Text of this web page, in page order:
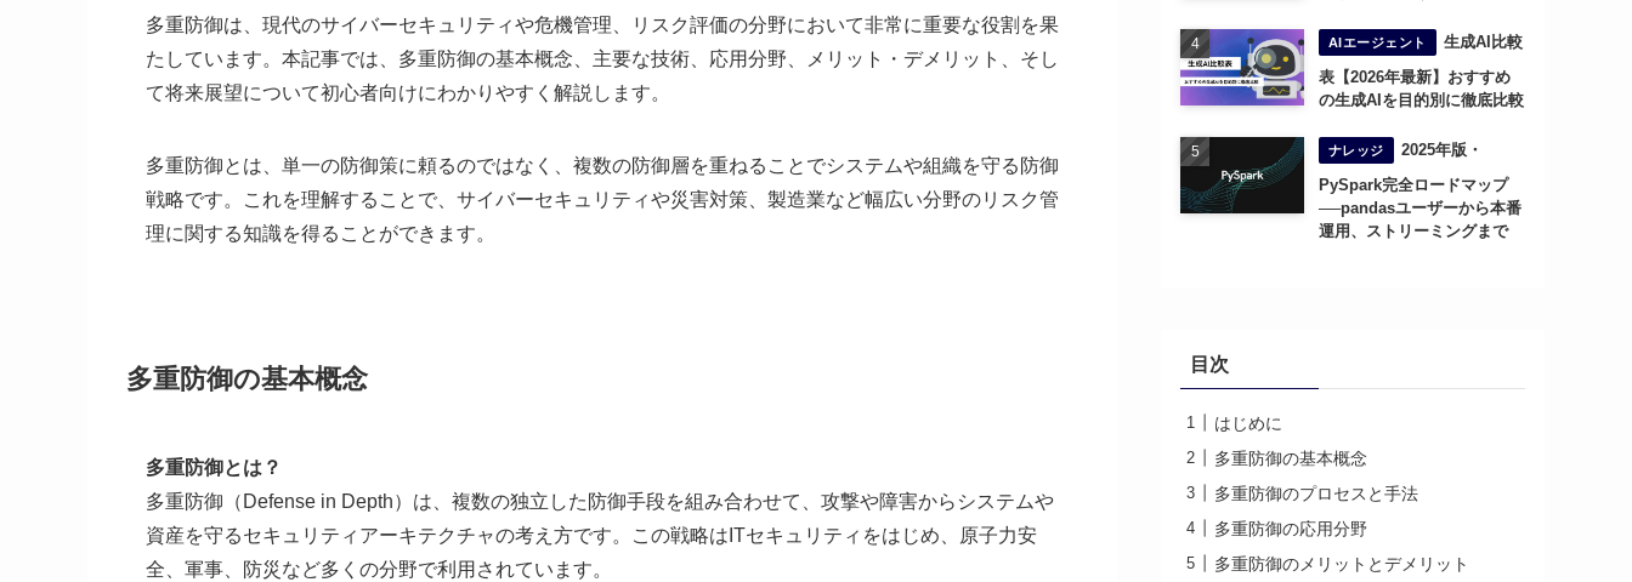
多重防御は、現代のサイバーセキュリティや危機管理、リスク評価の分野において非常に重要な役割を果
たしています。本記事では、多重防御の基本概念、主要な技術、応用分野、メリット・デメリット、そし
て将来展望について初心者向けにわかりやすく解説します。
多重防御とは、単一の防御策に頼るのではなく、複数の防御層を重ねることでシステムや組織を守る防御
戦略です。これを理解することで、サイバーセキュリティや災害対策、製造業など幅広い分野のリスク管
理に関する知識を得ることができます。
多重防御の基本概念
多重防御とは？
多重防御（Defense in Depth）は、複数の独立した防御手段を組み合わせて、攻撃や障害からシステムや
資産を守るセキュリティアーキテクチャの考え方です。この戦略はITセキュリティをはじめ、原子力安
全、軍事、防災など多くの分野で利用されています。
AIエージェント
生成AI比較
表【2026年最新】おすすめ
の生成AIを目的別に徹底比較
ナレッジ
2025年版・
PySpark完全ロードマップ
──pandasユーザーから本番
運用、ストリーミングまで
目次
はじめに
多重防御の基本概念
多重防御のプロセスと手法
多重防御の応用分野
多重防御のメリットとデメリット